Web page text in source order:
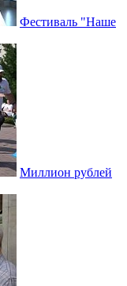
Фестиваль "Наше
Миллион рублей